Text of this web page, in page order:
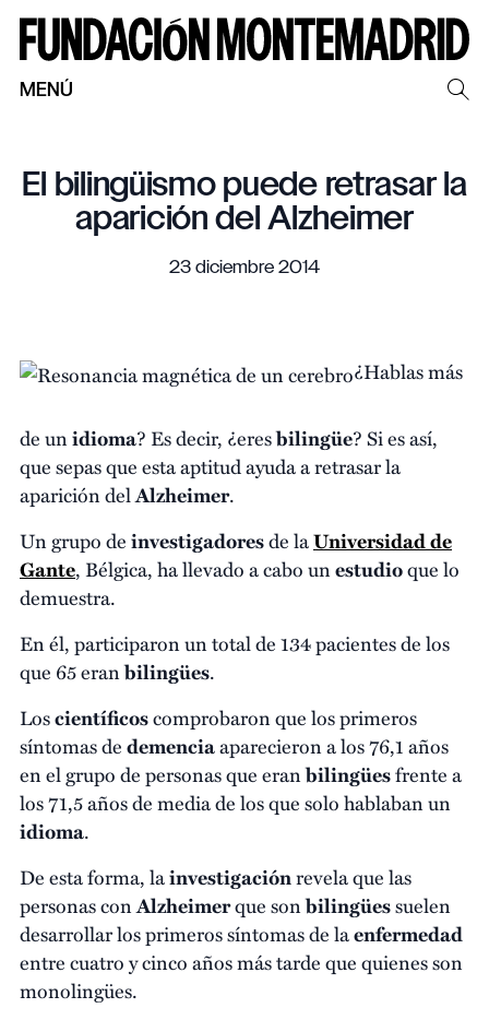
MENÚ
El bilingüismo puede retrasar la
aparición del Alzheimer
23 diciembre 2014
¿Hablas más
de unidioma? Es decir, ¿eresbilingüe? Si es así,
que sepas que esta aptitud ayuda a retrasar la
aparición delAlzheimer.
Un grupo deinvestigadoresde laUniversidad de
Gante, Bélgica, ha llevado a cabo unestudioque lo
demuestra.
En él, participaron un total de 134 pacientes de los
que 65 eranbilingües.
Loscientíficoscomprobaron que los primeros
síntomas dedemenciaaparecieron a los 76,1 años
en el grupo de personas que eranbilingüesfrente a
los 71,5 años de media de los que solo hablaban un
idioma.
De esta forma, lainvestigaciónrevela que las
personas conAlzheimerque sonbilingüessuelen
desarrollar los primeros síntomas de laenfermedad
entre cuatro y cinco años más tarde que quienes son
monolingües.